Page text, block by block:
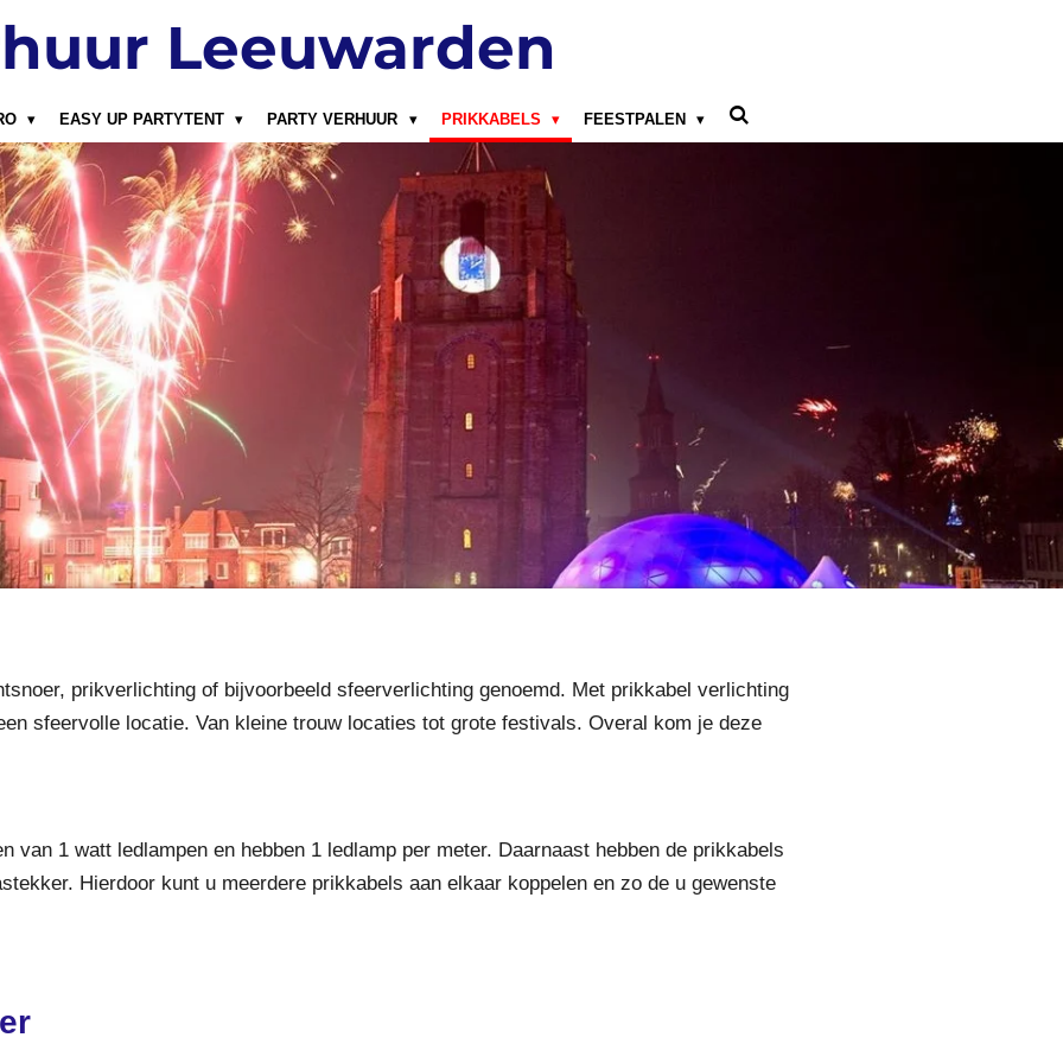
Leeuwarden
EASY UP PARTYTENT PARTY VERHUUR PRIKKABELS FEESTPALEN
prikverlichting of bijvoorbeeld sfeerverlichting genoemd. Met prikkabel verlichting
sfeervolle locatie. Van kleine trouw locaties tot grote festivals. Overal kom je deze
van 1 watt ledlampen en hebben 1 ledlamp per meter. Daarnaast hebben de prikkabels
Hierdoor kunt u meerdere prikkabels aan elkaar koppelen en zo de u gewenste